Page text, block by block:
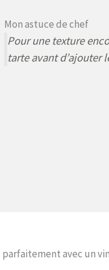
Mon astuce de chef
Pour une texture
tarte avant d’ajouter
avec un